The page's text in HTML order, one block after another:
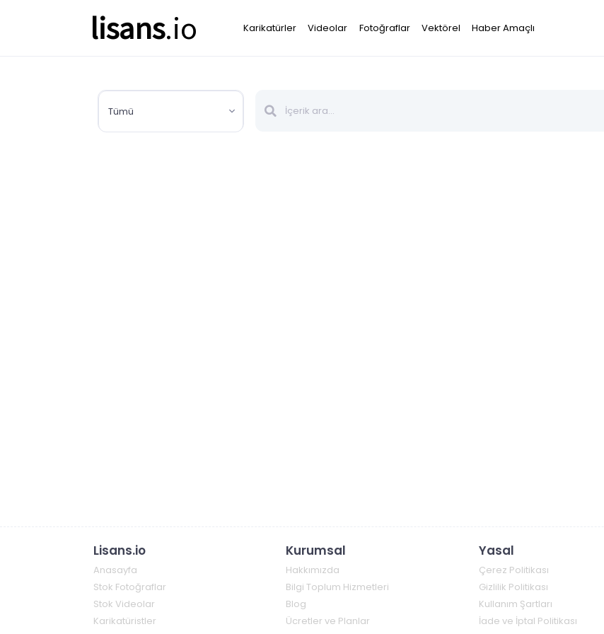
lisans.io Karikatürler Videolar Fotoğraflar Vektörel Haber Amaçlı
Tümü
Lisans.io
Anasayfa
Stok Fotoğraflar
Stok Videolar
Karikatüristler
Kurumsal
Hakkımızda
Bilgi Toplum Hizmetleri
Blog
Ücretler ve Planlar
Yasal
Çerez Politikası
Gizlilik Politikası
Kullanım Şartları
İade ve İptal Politikası